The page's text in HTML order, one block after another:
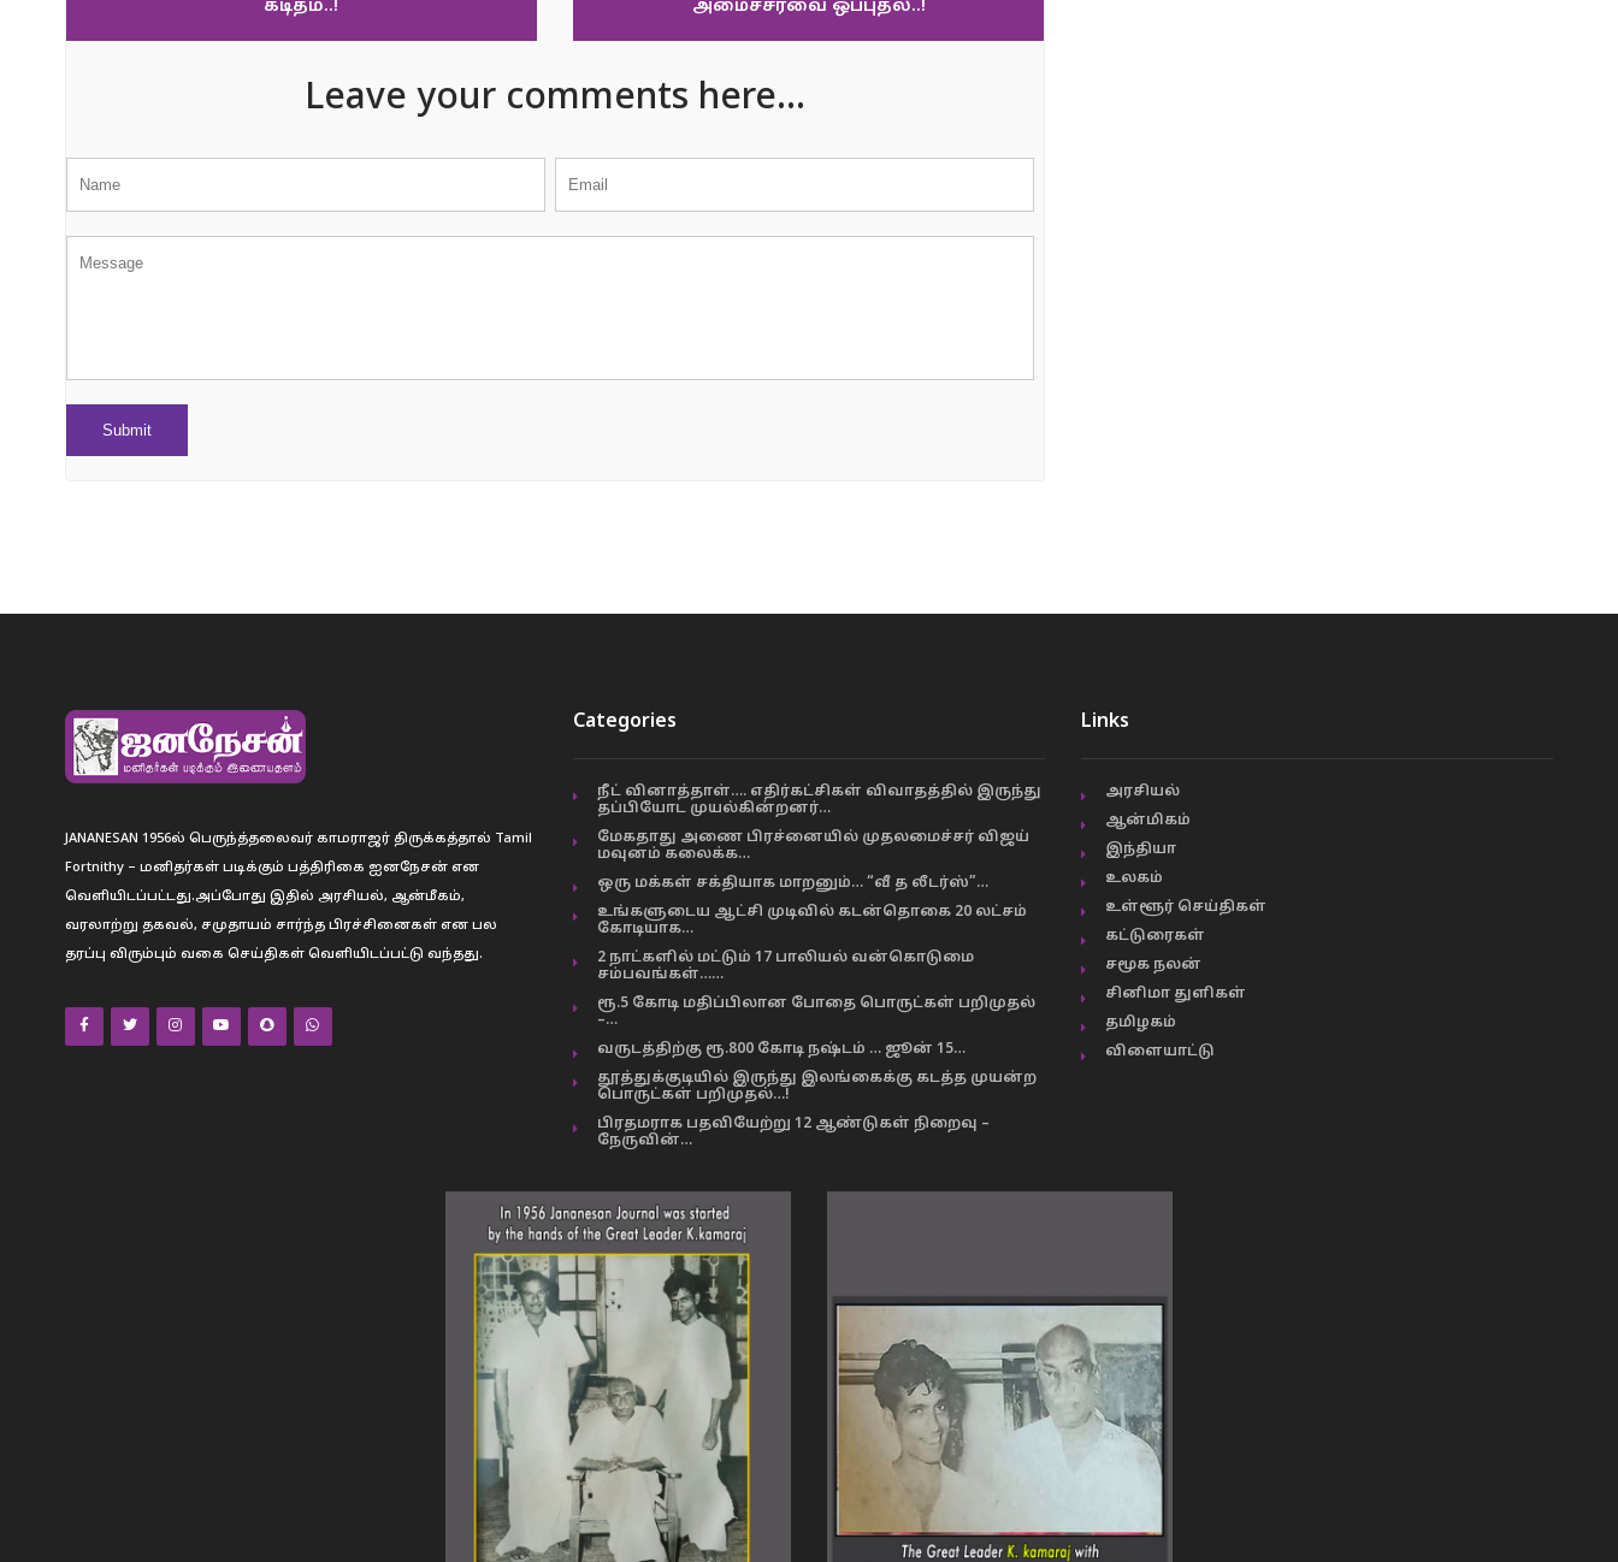
கடிதம்..!
அமைச்சரவை ஒப்புதல்..!
Leave your comments here...
JANANESAN 1956ல் பெருந்த்தலைவர் காமராஜர் திருக்கத்தால் Tamil
Fortnithy – மனிதர்கள் படிக்கும் பத்திரிகை ஐனநேசன் என
வெளியிடப்பட்டது.அப்போது இதில் அரசியல், ஆன்மீகம்,
வரலாற்று தகவல், சமுதாயம் சார்ந்த பிரச்சினைகள் என பல
தரப்பு விரும்பும் வகை செய்திகள் வெளியிடப்பட்டு வந்தது.
Categories
நீட் வினாத்தாள்…. எதிர்கட்சிகள் விவாதத்தில் இருந்து
தப்பியோட முயல்கின்றனர்…
மேகதாது அணை பிரச்னையில் முதலமைச்சர் விஜய்
மவுனம் கலைக்க…
ஒரு மக்கள் சக்தியாக மாறனும்… “வீ த லீடர்ஸ்”…
உங்களுடைய ஆட்சி முடிவில் கடன்தொகை 20 லட்சம்
கோடியாக…
2 நாட்களில் மட்டும் 17 பாலியல் வன்கொடுமை
சம்பவங்கள்……
ரூ.5 கோடி மதிப்பிலான போதை பொருட்கள் பறிமுதல்
–…
வருடத்திற்கு ரூ.800 கோடி நஷ்டம் … ஜூன் 15…
தூத்துக்குடியில் இருந்து இலங்கைக்கு கடத்த முயன்ற
பொருட்கள் பறிமுதல்…!
பிரதமராக பதவியேற்று 12 ஆண்டுகள் நிறைவு –
நேருவின்…
Links
அரசியல்
ஆன்மிகம்
இந்தியா
உலகம்
உள்ளூர் செய்திகள்
கட்டுரைகள்
சமூக நலன்
சினிமா துளிகள்
தமிழகம்
விளையாட்டு